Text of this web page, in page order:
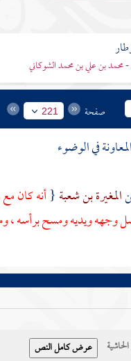
- محمد بن علي بن محمد الشوكاني
صفحة 221
في الوضوء
المغيرة بن شعبة{أنه كان
وجهه ويديه ومسح برأسه ،